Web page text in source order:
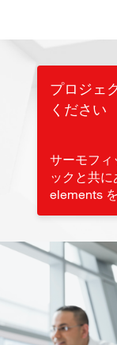
プロジェ
ください
サーモフィ
ックと共
elements